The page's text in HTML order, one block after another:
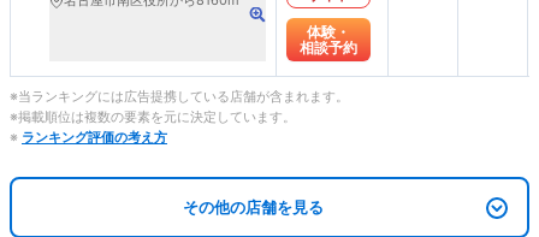
体験・
相談予約
※当ランキングには広告提携している店舗が含まれます。
※掲載順位は複数の要素を元に決定しています。
※ ランキング評価の考え方
その他の店舗を見る